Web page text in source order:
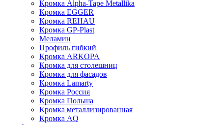
Кромка Alpha-Tape Metallika
Кромка EGGER
Кромка REHAU
Кромка GP-Plast
Меламин
Профиль гибкий
Кромка ARKOPA
Кромка для столешниц
Кромка для фасадов
Кромка Lamarty
Кромка Россия
Кромка Польша
Кромка металлизированная
Кромка AQ